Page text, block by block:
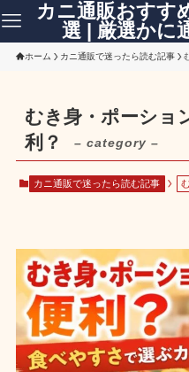
カニ通販おすす
選 | 厳選かに
ホーム カニ通販で迷ったら読む記事
むき身・ポーショ
利？
– category –
カニ通販で迷ったら読む記事